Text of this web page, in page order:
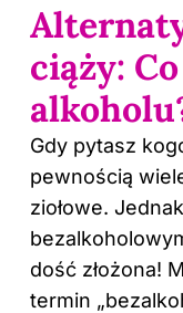
ciąży:
Gdy pytasz
pewnością
ziołowe.
dość złożona!
termin